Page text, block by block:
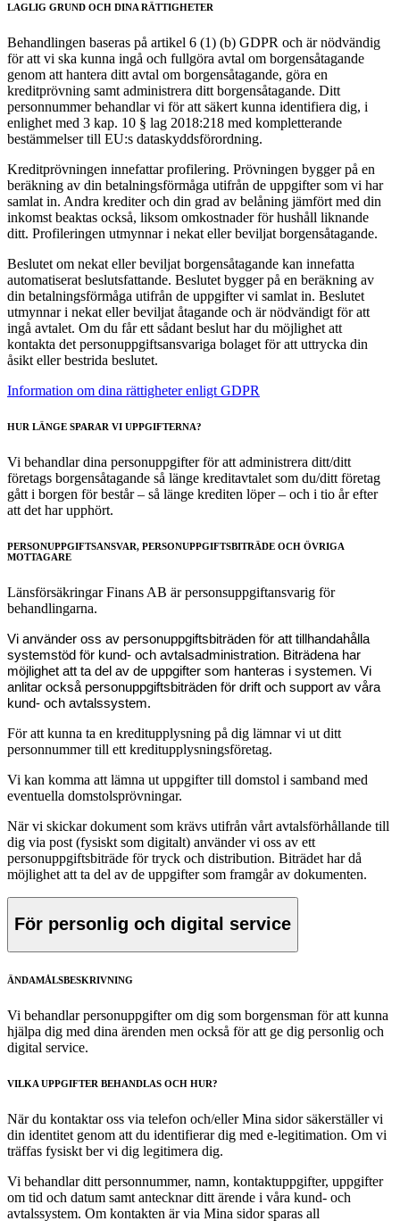
LAGLIG GRUND OCH DINA RÄTTIGHETER
Behandlingen baseras på artikel 6 (1) (b) GDPR och är nödvändig
för att vi ska kunna ingå och fullgöra avtal om borgensåtagande
genom att hantera ditt avtal om borgensåtagande, göra en
kreditprövning samt administrera ditt borgensåtagande. Ditt
personnummer behandlar vi för att säkert kunna identifiera dig, i
enlighet med 3 kap. 10 § lag 2018:218 med kompletterande
bestämmelser till EU:s dataskyddsförordning.
Kreditprövningen innefattar profilering. Prövningen bygger på en
beräkning av din betalningsförmåga utifrån de uppgifter som vi har
samlat in. Andra krediter och din grad av belåning jämfört med din
inkomst beaktas också, liksom omkostnader för hushåll liknande
ditt. Profileringen utmynnar i nekat eller beviljat borgensåtagande.
Beslutet om nekat eller beviljat borgensåtagande kan innefatta
automatiserat beslutsfattande. Beslutet bygger på en beräkning av
din betalningsförmåga utifrån de uppgifter vi samlat in. Beslutet
utmynnar i nekat eller beviljat åtagande och är nödvändigt för att
ingå avtalet. Om du får ett sådant beslut har du möjlighet att
kontakta det personuppgiftsansvariga bolaget för att uttrycka din
åsikt eller bestrida beslutet.
Information om dina rättigheter enligt GDPR
HUR LÄNGE SPARAR VI UPPGIFTERNA?
Vi behandlar dina personuppgifter för att administrera ditt/ditt
företags borgensåtagande så länge kreditavtalet som du/ditt företag
gått i borgen för består – så länge krediten löper – och i tio år efter
att det har upphört.
PERSONUPPGIFTSANSVAR, PERSONUPPGIFTSBITRÄDE OCH ÖVRIGA
MOTTAGARE
Länsförsäkringar Finans AB är personsuppgiftansvarig för
behandlingarna.
Vi använder oss av personuppgiftsbiträden för att tillhandahålla
systemstöd för kund- och avtalsadministration. Biträdena har
möjlighet att ta del av de uppgifter som hanteras i systemen. Vi
anlitar också personuppgiftsbiträden för drift och support av våra
kund- och avtalssystem.
För att kunna ta en kreditupplysning på dig lämnar vi ut ditt
personnummer till ett kreditupplysningsföretag.
Vi kan komma att lämna ut uppgifter till domstol i samband med
eventuella domstolsprövningar.
När vi skickar dokument som krävs utifrån vårt avtalsförhållande till
dig via post (fysiskt som digitalt) använder vi oss av ett
personuppgiftsbiträde för tryck och distribution. Biträdet har då
möjlighet att ta del av de uppgifter som framgår av dokumenten.
För personlig och digital service
ÄNDAMÅLSBESKRIVNING
Vi behandlar personuppgifter om dig som borgensman för att kunna
hjälpa dig med dina ärenden men också för att ge dig personlig och
digital service.
VILKA UPPGIFTER BEHANDLAS OCH HUR?
När du kontaktar oss via telefon och/eller Mina sidor säkerställer vi
din identitet genom att du identifierar dig med e-legitimation. Om vi
träffas fysiskt ber vi dig legitimera dig.
Vi behandlar ditt personnummer, namn, kontaktuppgifter, uppgifter
om tid och datum samt antecknar ditt ärende i våra kund- och
avtalssystem. Om kontakten är via Mina sidor sparas all